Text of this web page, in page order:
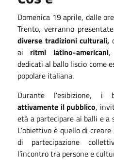
Domenica 19 aprile, dalle
Trento, verranno
diverse tradizioni culturali,
ai ritmi latino-americani,
dedicati al ballo liscio come
popolare italiana.
Durante l’esibizione, i
attivamente il pubblico,
età a partecipare ai balli e
L’obiettivo è quello di
di partecipazione
l’incontro tra persone e